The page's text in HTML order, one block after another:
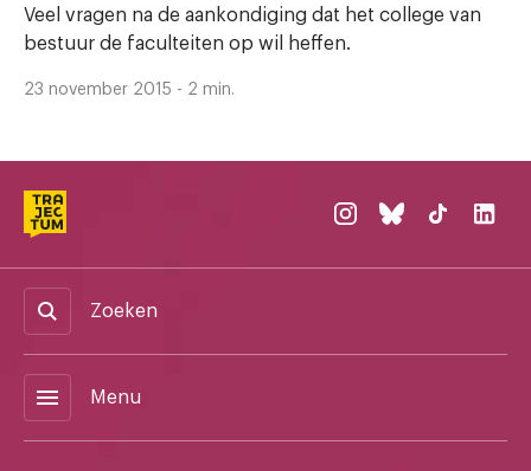
Veel vragen na de aankondiging dat het college van
bestuur de faculteiten op wil heffen.
23 november 2015 - 2 min.
Zoeken
menu Menu